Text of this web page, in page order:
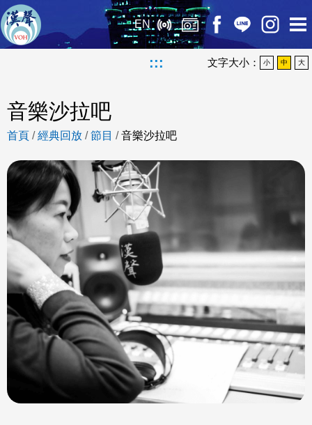
EN
::: 文字大小： 小 中 大
音樂沙拉吧
首頁 /經典回放 /節目 /音樂沙拉吧